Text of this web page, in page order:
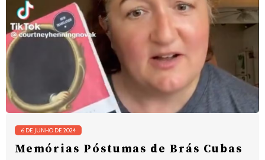
6 DE JUNHO DE 2024
Memórias Póstumas de Brás Cubas